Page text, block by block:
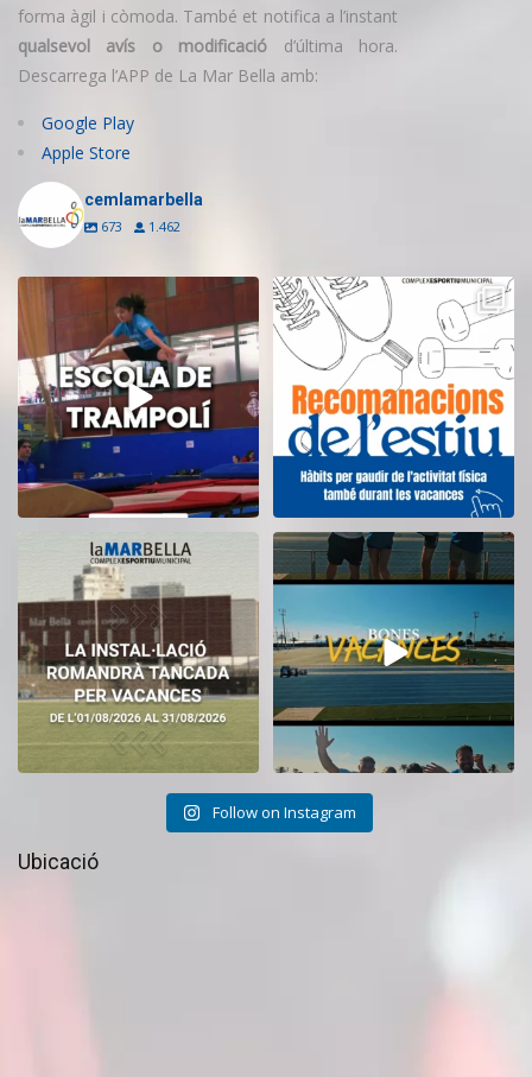
forma àgil i còmoda. També et notifica a l’instant
qualsevol avís o modificació d’última hora.
Descarrega l’APP de La Mar Bella amb:
Google Play
Apple Store
cemlamarbella
673 1.462
Inscriu-te a l’Escola de Trampolí
del CEM
12 0
Aquest estiu, continua movent-te
i cuidant-te! ...
5 0
El CEM La Mar Bella romandrà
tancat durant el...
11
Tanquem una nova temporada al
CEM La Mar Bella. ...
Follow on Instagram
Ubicació